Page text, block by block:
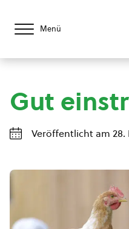
Menü
Gut
Veröffentlicht am 28.